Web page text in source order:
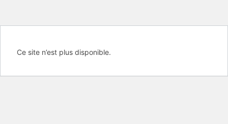
Ce site n’est plus disponible.